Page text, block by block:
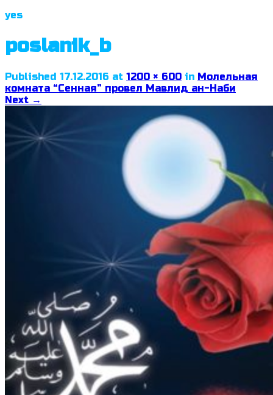
yes
poslanik_b
Published 17.12.2016 at 1200 × 600 in Молельная
комната “Сенная” провел Мавлид ан-Наби
Next →